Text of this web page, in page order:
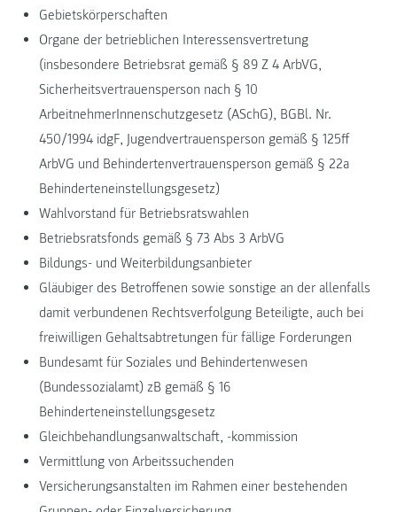
Gebietskörperschaften
Organe der betrieblichen Interessensvertretung
(insbesondere Betriebsrat gemäß § 89 Z 4 ArbVG,
Sicherheitsvertrauensperson nach § 10
ArbeitnehmerInnenschutzgesetz (ASchG), BGBl. Nr.
450/1994 idgF, Jugendvertrauensperson gemäß § 125ff
ArbVG und Behindertenvertrauensperson gemäß § 22a
Behinderteneinstellungsgesetz)
Wahlvorstand für Betriebsratswahlen
Betriebsratsfonds gemäß § 73 Abs 3 ArbVG
Bildungs- und Weiterbildungsanbieter
Gläubiger des Betroffenen sowie sonstige an der allenfalls
damit verbundenen Rechtsverfolgung Beteiligte, auch bei
freiwilligen Gehaltsabtretungen für fällige Forderungen
Bundesamt für Soziales und Behindertenwesen
(Bundessozialamt) zB gemäß § 16
Behinderteneinstellungsgesetz
Gleichbehandlungsanwaltschaft, -kommission
Vermittlung von Arbeitssuchenden
Versicherungsanstalten im Rahmen einer bestehenden